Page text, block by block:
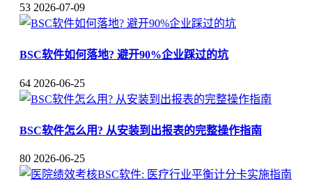
53 2026-07-09
BSC软件如何落地? 避开90%企业踩过的坑
64 2026-06-25
BSC软件怎么用? 从安装到出报表的完整操作指南
80 2026-06-25